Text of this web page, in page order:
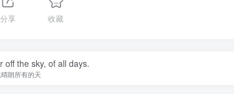
分享 收藏
off the sky, of all days.
朗所有的天